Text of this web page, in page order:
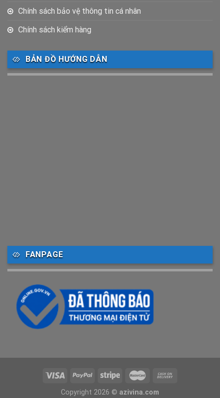
Chính sách bảo vệ thông tin cá nhân
Chính sách kiểm hàng
BẢN ĐỒ HƯỚNG DẪN
FANPAGE
Copyright 2026 © azivina.com